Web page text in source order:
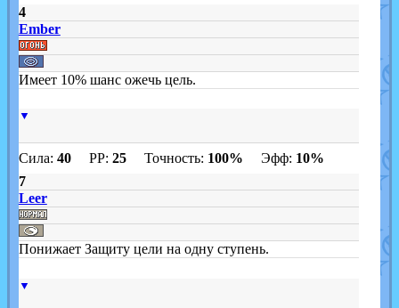
4
Ember
Имеет 10% шанс ожечь цель.
▼
Сила: 40PP: 25Точность: 100% Эфф: 10%
7
Leer
Понижает Защиту цели на одну ступень.
▼